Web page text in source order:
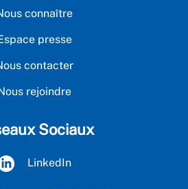
connaître
presse
contacter
rejoindre
Sociaux
LinkedIn